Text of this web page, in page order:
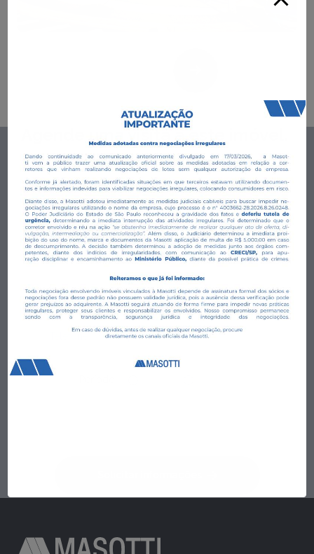
Agende uma visita a este imóvel.
Preencha o formulário para um dos nossos corretores entrar
em contato com você.